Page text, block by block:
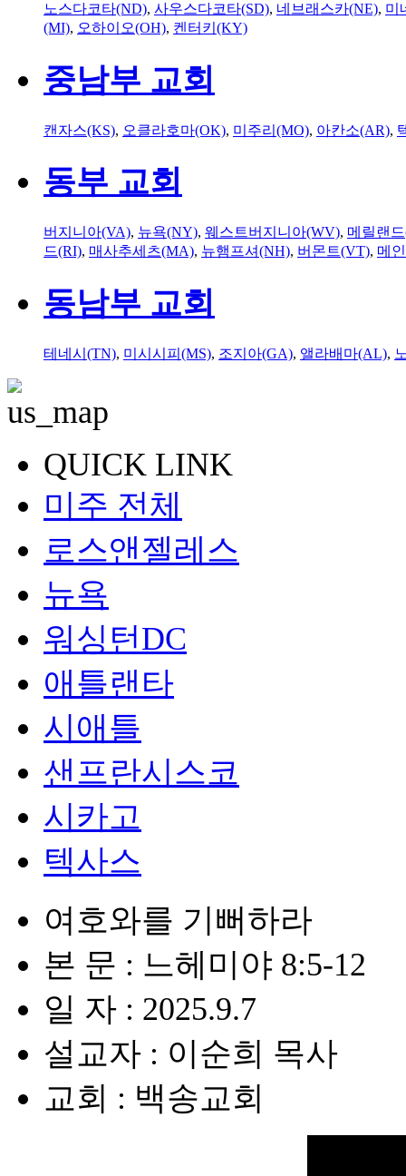
노스다코타(ND), 사우스다코타(SD), 네브래스카(NE), 미
(MI), 오하이오(OH), 켄터키(KY)
중남부 교회
캔자스(KS), 오클라호마(OK), 미주리(MO), 아칸소(AR),
동부 교회
버지니아(VA), 뉴욕(NY), 웨스트버지니아(WV), 메릴랜
드(RI), 매사추세츠(MA), 뉴햄프셔(NH), 버몬트(VT), 메
동남부 교회
테네시(TN), 미시시피(MS), 조지아(GA), 앨라배마(AL),
QUICK LINK
미주 전체
로스앤젤레스
뉴욕
워싱턴DC
애틀랜타
시애틀
샌프란시스코
시카고
텍사스
여호와를 기뻐하라
본 문 : 느헤미야 8:5-12
일 자 : 2025.9.7
설교자 : 이순희 목사
교회 : 백송교회